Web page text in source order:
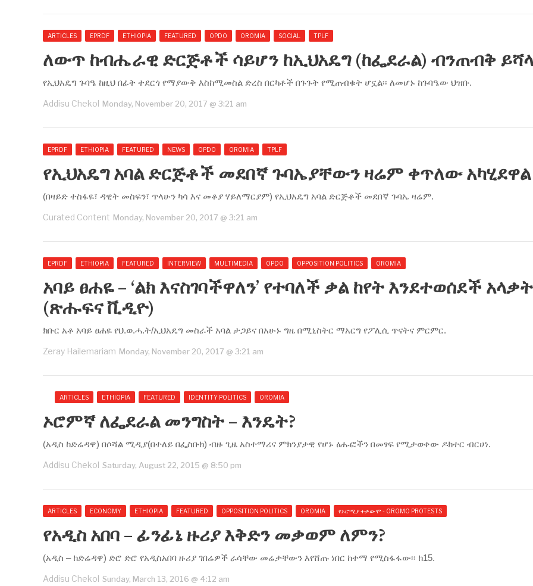
ARTICLES EPRDF ETHIOPIA FEATURED OPDO OROMIA SOCIAL TPLF
ለውጥ ከብሔራዊ ድርጅቶች ሳይሆን ከኢህአዴግ (ከፌደራል) ብንጠብቅ
የኢህአዴግ ጉባዔ ከዚህ በፊት ተደርጎ የማያውቅ እስከሚመስል ድረስ በርካቶች በጉጉት የሚጠብቁት ሆኗል፡፡ ለመሆኑ ከጉባዔው ህዝቡ.
Addisu Chekol Monday, November 20, 2017 @ 3:21 am
EPRDF ETHIOPIA FEATURED NEWS OPDO OROMIA TPLF
የኢህአዴግ አባል ድርጅቶች መደበኛ ጉባኤያቸውን ዛሬም ቀጥለው አካሂደዋል
(በዛይድ ተስፋዬ፣ ዳዊት መስፍን፣ ጥላሁን ካሳ እና መቆያ ሃይለማርያም) የኢህአዴግ አባል ድርጅቶች መደበኛ ጉባኤ ዛሬም.
Curated Content Monday, November 20, 2017 @ 3:21 am
EPRDF ETHIOPIA FEATURED INTERVIEW MULTIMEDIA OPDO OPPOSITION POLITICS OROMIA
አባይ ፀሐዬ – ‘ልክ እናስገባችዋለን’ የተባለች ቃል ከየት እንደተወሰደች
(ጽሑፍና ቪዲዮ)
ክቡር አቶ አባይ ፀሐዬ የህ.ወ.ሓ.ት/ኢህአዴግ መስራች አባል ታጋይና በአሁኑ ግዜ በሚኒስትር ማአርግ የፖሊሲ ጥናትና ምርምር.
Zeray Hailemariam Monday, November 20, 2017 @ 3:21 am
ARTICLES ETHIOPIA FEATURED IDENTITY POLITICS OROMIA
ኦሮምኛ ለፌደራል መንግስት – እንዴት?
(አዲስ ከድሬዳዋ) በሶሻል ሚዲያ(በተለይ በፌስቡክ) ብዙ ጊዜ አስተማሪና ምክንያታዊ የሆኑ ፅሑፎችን በመፃፍ የሚታወቀው ዶክተር ብርሀነ.
Addisu Chekol Saturday, August 22, 2015 @ 8:50 pm
ARTICLES ECONOMY ETHIOPIA FEATURED OPPOSITION POLITICS OROMIA የኦሮሚያ ተቃውሞ - OROMO PROTESTS
የአዲስ አበባ – ፊንፊኔ ዙሪያ እቅድን መቃወም ለምን?
(አዲስ – ከድሬዳዋ) ድሮ ድሮ የአዲስአበባ ዙሪያ ገበሬዎች ራሳቸው መሬታቸውን እየሸጡ ነበር ከተማ የሚስፋፋው፡፡ ከ15.
Addisu Chekol Sunday, March 13, 2016 @ 4:12 am